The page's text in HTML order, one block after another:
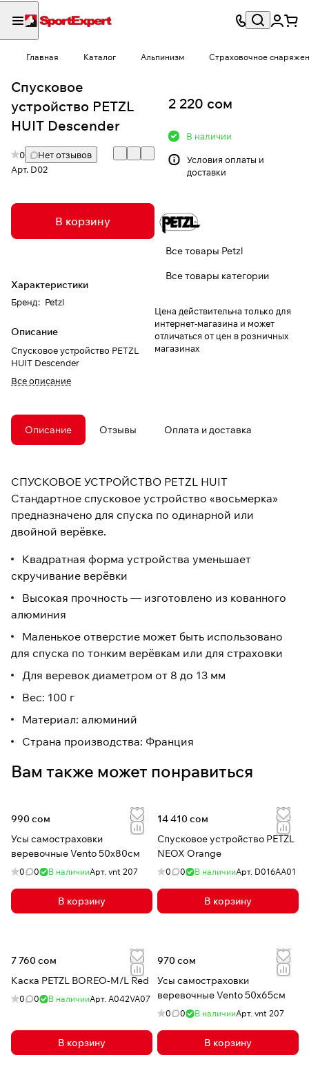
Главная Каталог Альпинизм Страховочное
Спусковое
устройство PETZL
HUIT Descender
0
Нет отзывов
Арт. D02
В корзину
Характеристики
Бренд: Petzl
Описание
Спусковое устройство PETZL
HUIT Descender
Все описание
2 220 сом
В наличии
Условия оплаты и
доставки
Все товары Petzl
Все товары категории
Цена действительна только для
интернет-магазина и может
отличаться от цен в розничных
магазинах
Описание Отзывы Оплата и доставка
СПУСКОВОЕ УСТРОЙСТВО PETZL HUIT
Стандартное спусковое устройство «восьмерка»
предназначено для спуска по одинарной или
двойной верёвке.
Квадратная форма устройства уменьшает
скручивание верёвки
Высокая прочность — изготовлено из кованного
алюминия
Маленькое отверстие может быть использовано
для спуска по тонким верёвкам или для страховки
Для веревок диаметром от 8 до 13 мм
Вес: 100 г
Материал: алюминий
Страна производства: Франция
Вам также может понравиться
990 сом
Усы самостраховки
веревочные Vento 50х80см
0 0 В наличииАрт. vnt 207
В корзину
14 410 сом
Спусковое устройство PETZL
NEOX Orange
0 0 В наличииАрт. D016AA01
В корзину
7 760 сом
Каска PETZL BOREO-M/L Red
0 0 В наличииАрт. A042VA07
В корзину
970 сом
Усы самостраховки
веревочные Vento 50х65см
0 0 В наличииАрт. vnt 207
В корзину